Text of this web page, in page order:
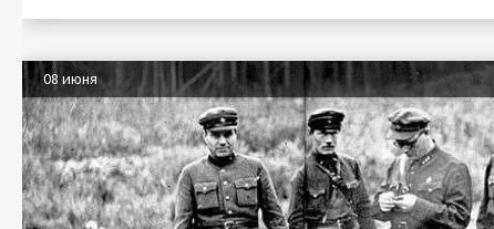
08 июня